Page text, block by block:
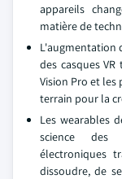
appareils
matière de
L'augmentation
des casques
Vision Pro et
terrain pour la
Les wearables
science des
électroniques
dissoudre, de